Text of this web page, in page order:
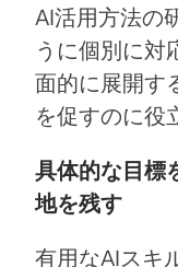
AI活用方法の
うに個別に対
面的に展開す
を促すのに役
具体的な目標
地を残す
有用なAIスキ